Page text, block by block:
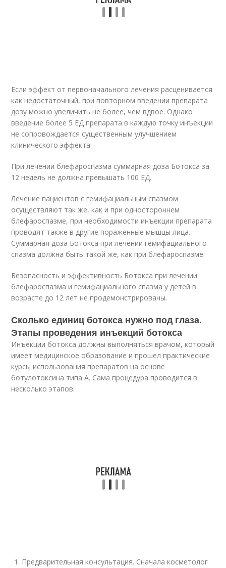
Если эффект от первоначального лечения расценивается
как недостаточный, при повторном введении препарата
дозу можно увеличить не более, чем вдвое. Однако
введение более 5 ЕД препарата в каждую точку инъекции
не сопровождается существенным улучшением
клинического эффекта.
При лечении блефароспазма суммарная доза Ботокса за
12 недель не должна превышать 100 ЕД.
Лечение пациентов с гемифациальным спазмом
осуществляют так же, как и при одностороннем
блефароспазме, при необходимости инъекции препарата
проводят также в другие пораженные мышцы лица.
Суммарная доза Ботокса при лечении гемифациального
спазма должна быть такой же, как при блефароспазме.
Безопасность и эффективность Ботокса при лечении
блефароспазма и гемифациального спазма у детей в
возрасте до 12 лет не продемонстрированы.
Сколько единиц ботокса нужно под глаза.
Этапы проведения инъекций ботокса
Инъекции ботокса должны выполняться врачом, который
имеет медицинское образование и прошел практические
курсы использования препаратов на основе
ботулотоксина типа А. Сама процедура проводится в
несколько этапов:
Предварительная консультация. Сначала косметолог